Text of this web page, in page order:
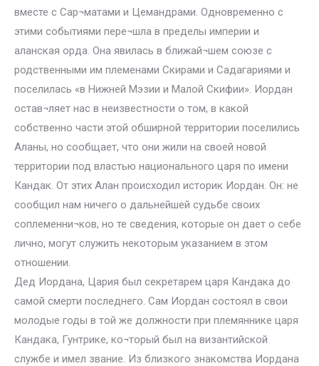
вместе с Сар¬матами и Цемандрами. Одновременно с
этими событиями пере¬шла в пределы империи и
аланская орда. Она явилась в ближай¬шем союзе с
родственными им племенами Скирами и Садагариями и
поселилась «в Нижней Мэзии и Малой Скифии». Иордан
остав¬ляет нас в неизвестности о том, в какой
собственно части этой обширной территории поселились
Аланы, но сообщает, что они жили на своей новой
территории под властью национального царя по имени
Кандак. От этих Алан происходил историк Иордан. Он: не
сообщил нам ничего о дальнейшей судьбе своих
соплеменни¬ков, но те сведения, которые он дает о себе
лично, могут служить некоторым указанием в этом
отношении.
Дед Иордана, Цария был секретарем царя Кандака до
самой смерти последнего. Сам Иордан состоял в свои
молодые годы в той же должности при племяннике царя
Кандака, Гунтрике, ко¬торый был на византийской
службе и имел звание. Из близкого знакомства Иордана